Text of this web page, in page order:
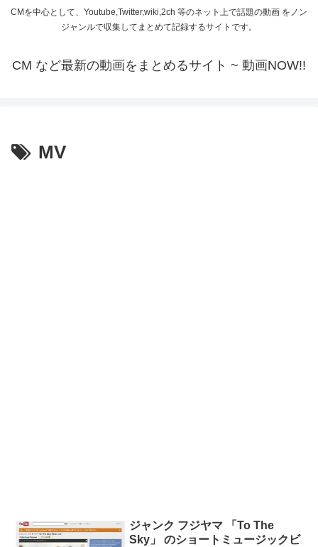
CMを中心として、Youtube,Twitter,wiki,2ch 等のネット上で話題の動画 をノン
ジャンルで収集してまとめて記録するサイトです。
CM など最新の動画をまとめるサイト ~ 動画NOW!!
MV
ジャンク フジヤマ 「To The
Sky」 のショートミュージックビ